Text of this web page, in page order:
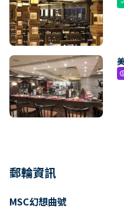
郵輪資訊
MSC幻想曲號